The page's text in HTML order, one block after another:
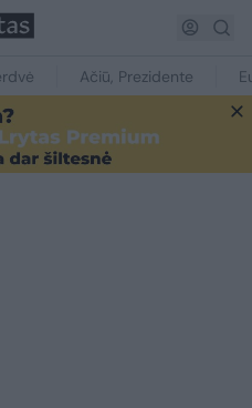
Ačiū, Prezidente